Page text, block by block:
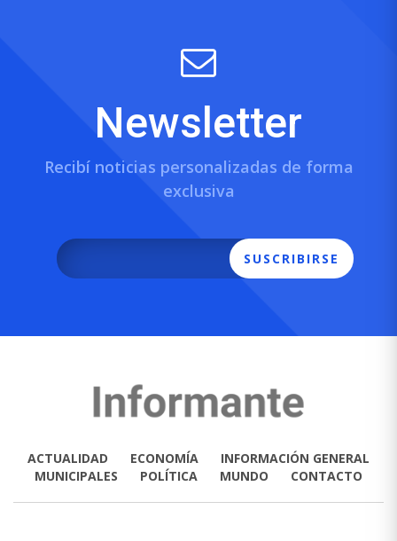
Newsletter
Recibí noticias personalizadas de forma
exclusiva
SUSCRIBIRSE
ACTUALIDAD ECONOMÍA
INFORMACIÓN GENERAL
MUNICIPALES
POLÍTICA MUNDO CONTACTO